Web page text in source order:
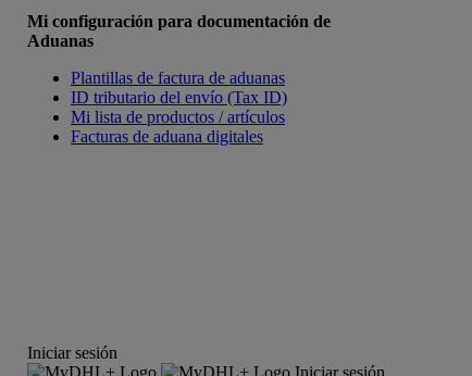
Mi configuración para documentación de
Aduanas
Plantillas de factura de aduanas
ID tributario del envío (Tax ID)
Mi lista de productos / artículos
Facturas de aduana digitales
Iniciar sesión
Iniciar sesión